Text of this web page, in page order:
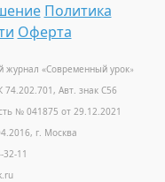
Политика
Оферта
журнал «Современный урок»
74.202.701, Авт. знак С56
№ 041875 от 29.12.2021
г. Москва
11